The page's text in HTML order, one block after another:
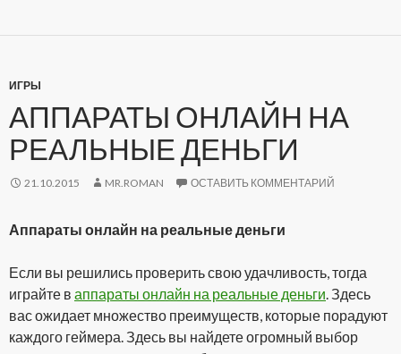
ИГРЫ
АППАРАТЫ ОНЛАЙН НА
РЕАЛЬНЫЕ ДЕНЬГИ
21.10.2015 MR.ROMAN ОСТАВИТЬ КОММЕНТАРИЙ
Аппараты онлайн на реальные деньги
Если вы решились проверить свою удачливость, тогда
играйте в аппараты онлайн на реальные деньги. Здесь
вас ожидает множество преимуществ, которые порадуют
каждого геймера. Здесь вы найдете огромный выбор